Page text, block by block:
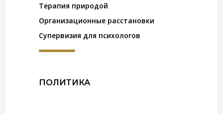
Терапия природой
Организационные расстановки
Супервизия для психологов
ПОЛИТИКА